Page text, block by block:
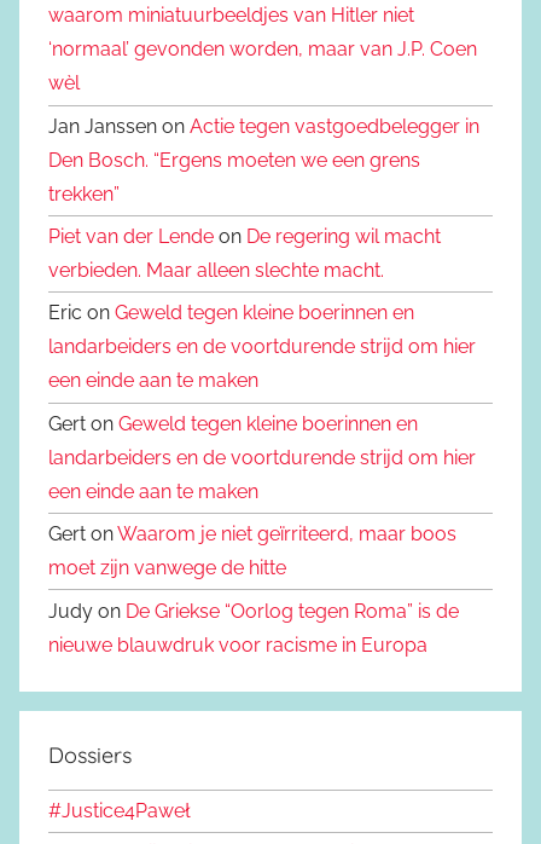
waarom miniatuurbeeldjes van Hitler niet
‘normaal’ gevonden worden, maar van J.P. Coen
wèl
Jan Janssen on Actie tegen vastgoedbelegger in
Den Bosch. “Ergens moeten we een grens
trekken”
Piet van der Lende on De regering wil macht
verbieden. Maar alleen slechte macht.
Eric on Geweld tegen kleine boerinnen en
landarbeiders en de voortdurende strijd om hier
een einde aan te maken
Gert on Geweld tegen kleine boerinnen en
landarbeiders en de voortdurende strijd om hier
een einde aan te maken
Gert onWaarom je niet geïrriteerd, maar boos
moet zijn vanwege de hitte
Judy on De Griekse “Oorlog tegen Roma” is de
nieuwe blauwdruk voor racisme in Europa
Dossiers
#Justice4Paweł